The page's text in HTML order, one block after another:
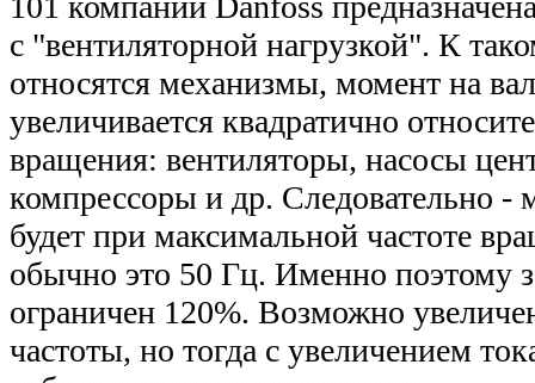
с "вентиляторной нагрузкой". К
относятся механизмы, момент на
увеличивается квадратично
вращения: вентиляторы, насосы
компрессоры и др. Следовательно -
будет при максимальной частоте
обычно это 50 Гц. Именно поэтому
ограничен 120%. Возможно
частоты, но тогда с увеличением